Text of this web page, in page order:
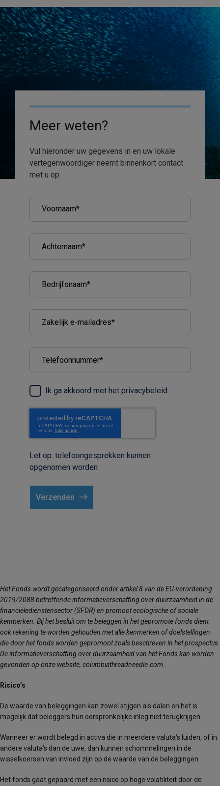
Meer weten?
Vul hieronder uw gegevens in en uw lokale
vertegenwoordiger neemt binnenkort contact
met u op.
Ik ga akkoord met het privacybeleid
Let op: telefoongesprekken kunnen
opgenomen worden
Verzenden
Het Fonds wordt gecategoriseerd onder artikel 8 van de EU-verordening
2019/2088 betreffende informatieverschaffing over duurzaamheid in de
financiëledienstensector (SFDR) en promoot ecologische of sociale
kenmerken. Bij het besluit om te beleggen in het gepromote fonds dient
ook rekening te worden gehouden met alle kenmerken of doelstellingen
die door het fonds worden gepromoot zoals beschreven in het prospectus.
De informatieverschaffing over duurzaamheid van het Fonds kan worden
gevonden op onze website, columbiathreadneedle.com.
Risico’s
De waarde van beleggingen kan zowel stijgen als dalen en het is
mogelijk dat beleggers hun oorspronkelijke inleg niet terugkrijgen.
Wanneer er wordt belegd in activa die in meerdere valuta’s luiden, of in
andere valuta’s dan de uwe, dan kunnen schommelingen in de
wisselkoersen van invloed zijn op de waarde van de beleggingen.
Het fonds gaat gepaard met een risico op hoge volatiliteit door de